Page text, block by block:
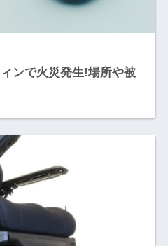
ンで火災発生!場所や被